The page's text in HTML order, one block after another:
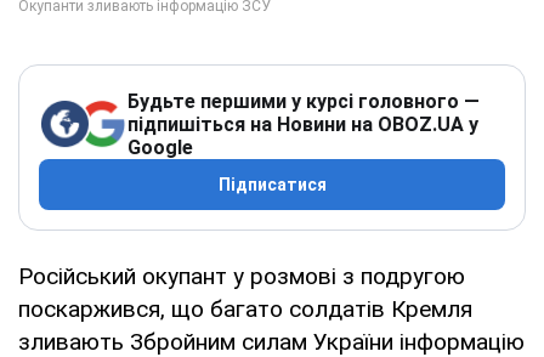
Будьте першими у курсі головного —
підпишіться на Новини на OBOZ.UA у
Google
Підписатися
Російський окупант у розмові з подругою
поскаржився, що багато солдатів Кремля
зливають Збройним силам України інформацію